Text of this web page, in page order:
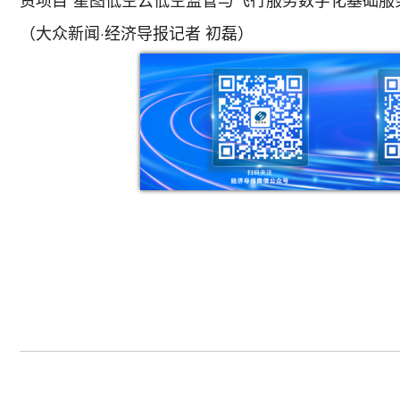
（大众新闻·经济导报记者 初磊）